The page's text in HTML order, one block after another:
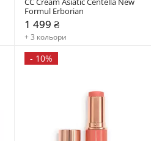
Formul Erborian
1 499 ₴
+ 3 кольори
- 10%